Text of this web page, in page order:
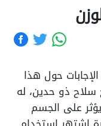
حول هذا
سلاح ذو حدين، له
على الجسم